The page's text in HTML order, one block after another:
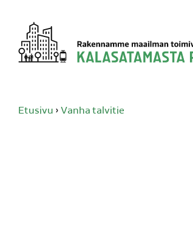
Siirry
sisältöön
Etusivu › Vanha talvitie